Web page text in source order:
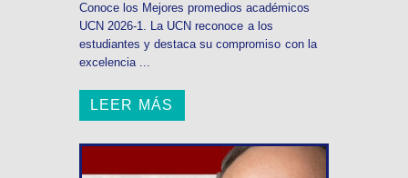
Conoce los Mejores promedios académicos
UCN 2026-1. La UCN reconoce a los
estudiantes y destaca su compromiso con la
excelencia ...
LEER MÁS